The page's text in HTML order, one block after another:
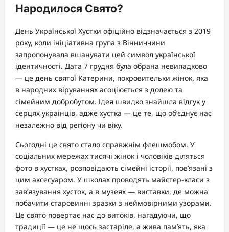
Народилося Свято?
День Української Хустки офіційно відзначається з 2019
року, коли ініціативна група з Вінниччини
запропонувала вшанувати цей символ української
ідентичності. Дата 7 грудня була обрана невипадково
— це день святої Катерини, покровительки жінок, яка
в народних віруваннях асоціюється з долею та
сімейним добробутом. Ідея швидко знайшла відгук у
серцях українців, адже хустка — це те, що об’єднує нас
незалежно від регіону чи віку.
Сьогодні це свято стало справжнім флешмобом. У
соціальних мережах тисячі жінок і чоловіків діляться
фото в хустках, розповідають сімейні історії, пов’язані з
цим аксесуаром. У школах проводять майстер-класи з
зав’язування хусток, а в музеях — виставки, де можна
побачити старовинні зразки з неймовірними узорами.
Це свято повертає нас до витоків, нагадуючи, що
традиції — це не щось застаріле, а жива пам’ять, яка